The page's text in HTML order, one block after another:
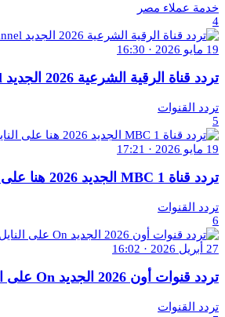
خدمة عملاء مصر
4
19 مايو 2026 · 16:30
تردد قناة الرقية الشرعية 2026 الجديد Al-Raqia Al-Sharia channel على النايل سات
تردد القنوات
5
19 مايو 2026 · 17:21
تردد قناة MBC 1 الجديد 2026 هنا على النايل سات وعرب سات وهوت بيرد
تردد القنوات
6
27 أبريل 2026 · 16:02
تردد قنوات أون 2026 الجديد On على النايل سات
تردد القنوات